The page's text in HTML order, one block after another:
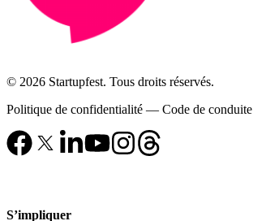
© 2026 Startupfest. Tous droits réservés.
Politique de confidentialité — Code de conduite
S’impliquer